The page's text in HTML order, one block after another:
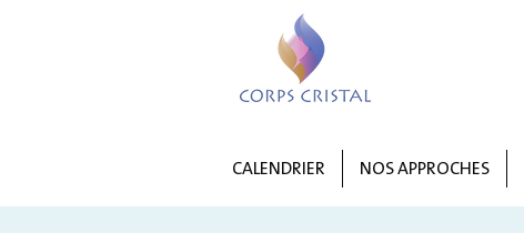
CALENDRIER NOS APPROCHES